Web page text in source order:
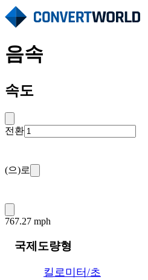
음속
속도
전환
(으)로
767.27 mph
국제도량형
킬로미터/초